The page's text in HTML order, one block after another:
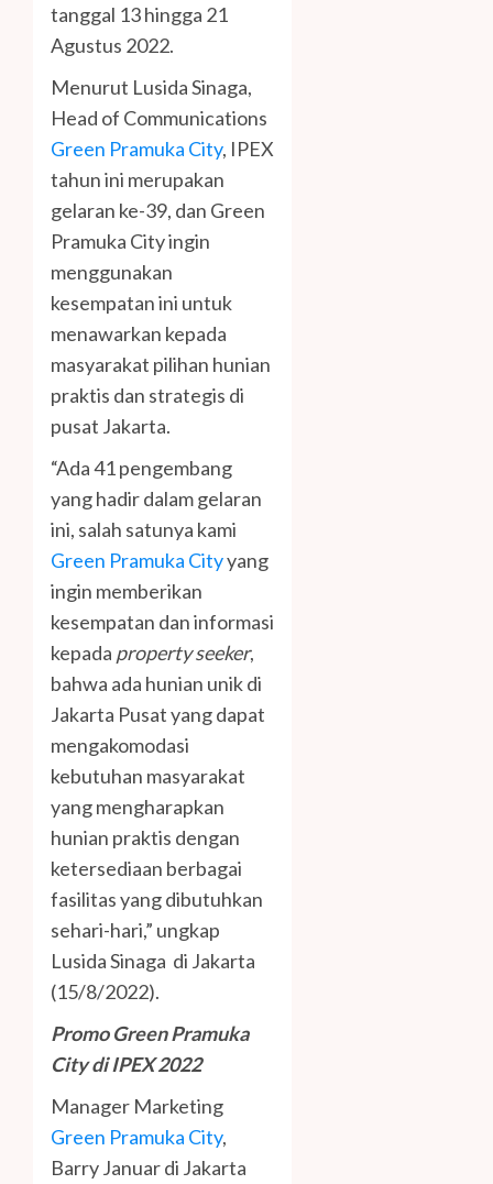
tanggal 13 hingga 21
Agustus 2022.
Menurut Lusida Sinaga,
Head of Communications
Green Pramuka City, IPEX
tahun ini merupakan
gelaran ke-39, dan Green
Pramuka City ingin
menggunakan
kesempatan ini untuk
menawarkan kepada
masyarakat pilihan hunian
praktis dan strategis di
pusat Jakarta.
“Ada 41 pengembang
yang hadir dalam gelaran
ini, salah satunya kami
Green Pramuka Cityyang
ingin memberikan
kesempatan dan informasi
kepada property seeker,
bahwa ada hunian unik di
Jakarta Pusat yang dapat
mengakomodasi
kebutuhan masyarakat
yang mengharapkan
hunian praktis dengan
ketersediaan berbagai
fasilitas yang dibutuhkan
sehari-hari,” ungkap
Lusida Sinaga di Jakarta
(15/8/2022).
Promo Green Pramuka
City di IPEX 2022
Manager Marketing
Green Pramuka City,
Barry Januar di Jakarta